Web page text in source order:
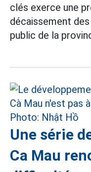
clés exerce une
décaissement
public de la
Une série
Ca Mau